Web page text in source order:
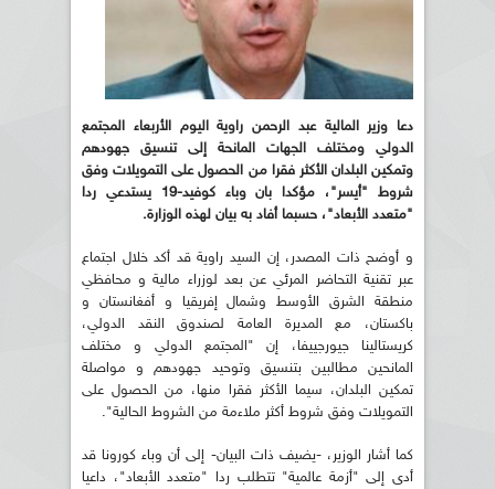
دعا وزير المالية عبد الرحمن راوية اليوم الأربعاء المجتمع
الدولي ومختلف الجهات المانحة إلى تنسيق جهودهم
وتمكين البلدان الأكثر فقرا من الحصول على التمويلات وفق
شروط "أيسر"، مؤكدا بان وباء كوفيد-19 يستدعي ردا
"متعدد الأبعاد"، حسبما أفاد به بيان لهذه الوزارة.
و أوضح ذات المصدر، إن السيد راوية قد أكد خلال اجتماع
عبر تقنية التحاضر المرئي عن بعد لوزراء مالية و محافظي
منطقة الشرق الأوسط وشمال إفريقيا و أفغانستان و
باكستان، مع المديرة العامة لصندوق النقد الدولي،
كريستالينا جيورجييفا، إن "المجتمع الدولي و مختلف
المانحين مطالبين بتنسيق وتوحيد جهودهم و مواصلة
تمكين البلدان، سيما الأكثر فقرا منها، من الحصول على
التمويلات وفق شروط أكثر ملاءمة من الشروط الحالية".
كما أشار الوزير، -يضيف ذات البيان- إلى أن وباء كورونا قد
أدى إلى "أزمة عالمية" تتطلب ردا "متعدد الأبعاد"، داعيا